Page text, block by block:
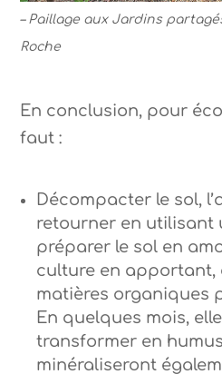
– Paillage aux Jardins
Roche
En conclusion, pour
faut :
Décompacter le sol,
retourner en utilisant
préparer le sol en
culture en apportant,
matières organiques
En quelques mois,
transformer en
minéraliseront